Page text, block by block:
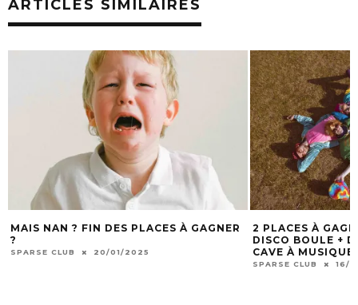
ARTICLES SIMILAIRES
? FIN DES PLACES À GAGNER
20/01/2025
2 PLACES À GAGNER
DISCO BOULE + DJ TAPIS
CAVE À MUSIQUE À
SPARSE CLUB 16/12/2024